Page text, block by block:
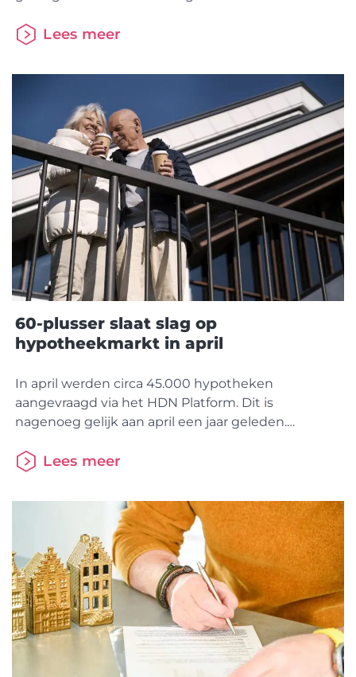
een nieuw record gevestigd. Er gingen 49.060
vooral het aantal aanvragen voor de aankoop van
een woning lag hoog: ruim 30.000. Dat is het
Lees meer
60-plusser slaat slag op
hypotheekmarkt in april
In april werden circa 45.000 hypotheken
aangevraagd via het HDN Platform. Dit is
nagenoeg gelijk aan april een jaar geleden.
tweede hypotheek, oversluiting of verhoging van
aantal groeide flink met 20% ten opzichte van
2024 naar ruim 4.500. Het gemiddelde
hypotheekbedrag voor
Lees meer